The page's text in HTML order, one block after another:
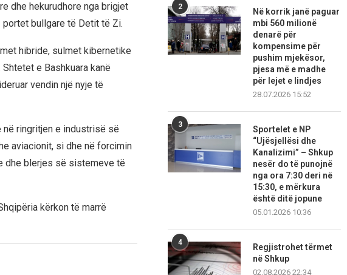
dhe hekurudhore nga brigjet
bullgare të Detit të Zi.
hibride, sulmet kibernetike
e Bashkuara kanë
vendin një nyje të
ringritjen e industrisë së
aviacionit, si dhe në forcimin
dhe blerjes së sistemeve të
kërkon të marrë
2
Në korrik janë paguar
mbi 560 milionë
denarë për
kompensime për
pushim mjekësor,
pjesa më e madhe
për lejet e lindjes
28.07.2026 15:52
3
Sportelet e NP
“Ujësjellësi dhe
Kanalizimi” – Shkup
nesër do të punojnë
nga ora 7:30 deri në
15:30, e mërkura
është ditë jopune
05.01.2026 10:36
4
Regjistrohet tërmet
në Shkup
02.08.2026 22:34